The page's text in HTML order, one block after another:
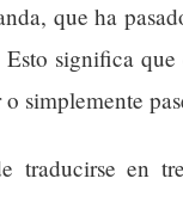
que ha
significa
simplemente
traducirse en